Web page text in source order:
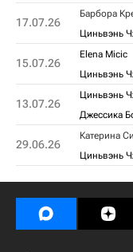
17.07.26
Барбора
Циньвэнь
15.07.26
Elena Micic
Циньвэнь
13.07.26
Циньвэнь
Джессика
29.06.26
Катерина
Циньвэнь